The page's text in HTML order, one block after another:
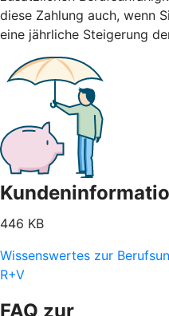
diese Zahlung auch, wenn
eine jährliche Steigerung
446 KB
Wissenswertes zur
R+V
FAQ zur